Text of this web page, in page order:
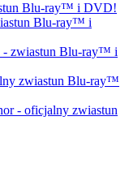
Blu-ray™ i DVD!
Blu-ray™ i
zwiastun Blu-ray™ i
zwiastun Blu-ray™
- oficjalny zwiastun